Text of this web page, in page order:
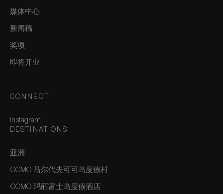
媒体中心
新闻稿
奖项
即将开业
CONNECT
Instagram
DESTINATIONS
亚洲
COMO 马尔代夫可可岛度假村
COMO 玛丽富士岛度假酒店